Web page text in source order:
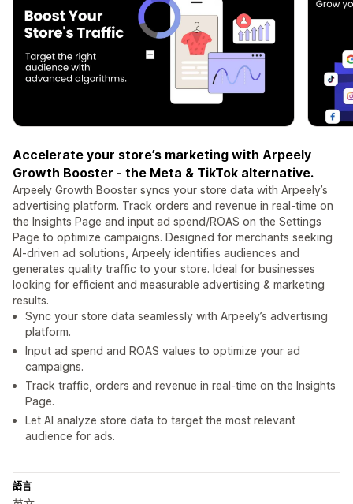
Accelerate your store’s marketing with Arpeely
Growth Booster - the Meta & TikTok alternative.
Arpeely Growth Booster syncs your store data with Arpeely’s
advertising platform. Track orders and revenue in real-time on
the Insights Page and input ad spend/ROAS on the Settings
Page to optimize campaigns. Designed for merchants seeking
AI-driven ad solutions, Arpeely identifies audiences and
generates quality traffic to your store. Ideal for businesses
looking for efficient and measurable advertising & marketing
results.
Sync your store data seamlessly with Arpeely’s advertising
platform.
Input ad spend and ROAS values to optimize your ad
campaigns.
Track traffic, orders and revenue in real-time on the Insights
Page.
Let AI analyze store data to target the most relevant
audience for ads.
語言